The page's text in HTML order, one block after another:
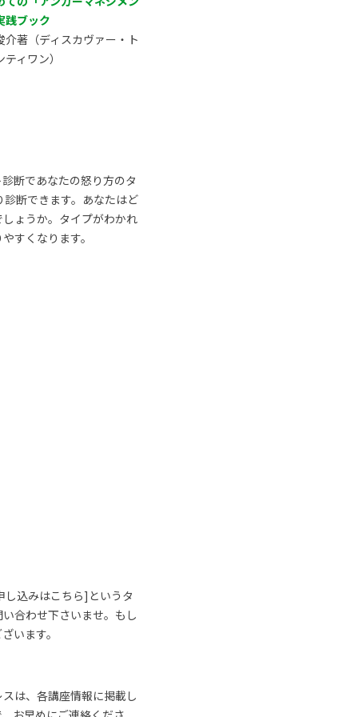
践ブック
介著（ディスカヴァー・ト
ティワン）
断であなたの怒り方のタ
断できます。あなたはど
ょうか。タイプがわかれ
すくなります。
し込みはこちら]というタ
合わせ下さいませ。もし
います。
は、各講座情報に掲載し